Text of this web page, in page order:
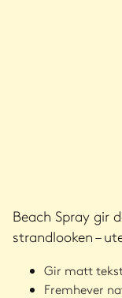
Beach Spray gir
strandlooken –
Gir matt
Fremhever